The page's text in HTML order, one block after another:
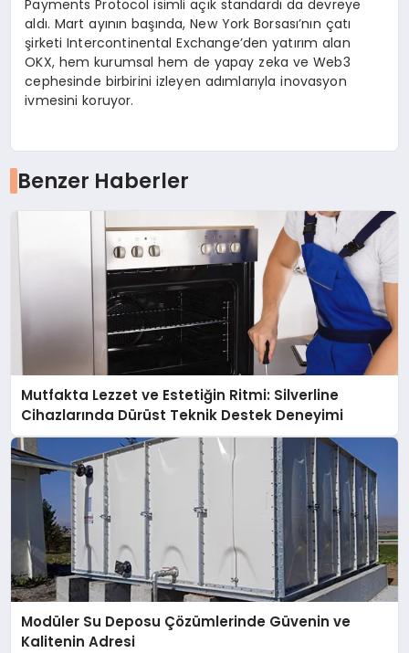
Payments Protocol isimli açık standardı da devreye
aldı. Mart ayının başında, New York Borsası’nın çatı
şirketi Intercontinental Exchange’den yatırım alan
OKX, hem kurumsal hem de yapay zeka ve Web3
cephesinde birbirini izleyen adımlarıyla inovasyon
ivmesini koruyor.
Benzer Haberler
Mutfakta Lezzet ve Estetiğin Ritmi: Silverline
Cihazlarında Dürüst Teknik Destek Deneyimi
Modüler Su Deposu Çözümlerinde Güvenin ve
Kalitenin Adresi